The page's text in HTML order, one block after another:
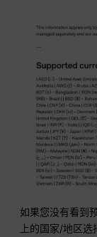
如果您没有看到
上的国家/地区